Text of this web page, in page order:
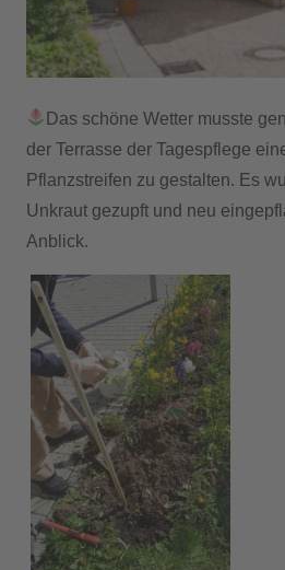
Das schöne Wetter musste
der Terrasse der Tagespflege
Pflanzstreifen zu gestalten. Es
Unkraut gezupft und neu
Anblick.